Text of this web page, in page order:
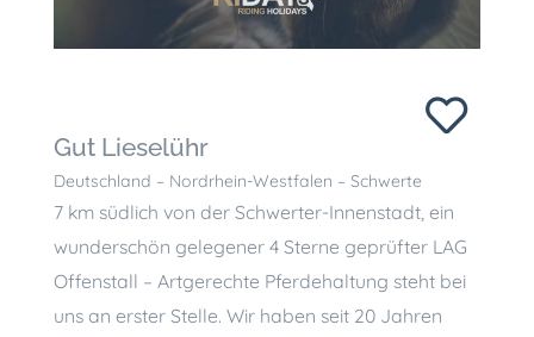
Gut Lieselühr
Deutschland – Nordrhein-Westfalen – Schwerte
7 km südlich von der Schwerter-Innenstadt, ein
wunderschön gelegener 4 Sterne geprüfter LAG
Offenstall – Artgerechte Pferdehaltung steht bei
uns an erster Stelle. Wir haben seit 20 Jahren